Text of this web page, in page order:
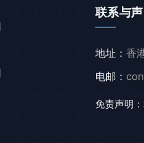
联系与
地址： 香
电邮：
免责声明：